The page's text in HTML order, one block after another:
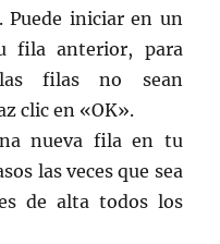
iniciar en un
fila anterior, para
filas no sean
clic en «OK».
nueva fila en tu
las veces que sea
de alta todos los